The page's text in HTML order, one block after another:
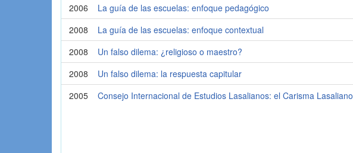
2006 La guía de las escuelas: enfoque pedagógico
2008
La guía de las escuelas: enfoque contextual
2008
Un falso dilema: ¿religioso o maestro?
2008
Un falso dilema: la respuesta capitular
2005
Consejo Internacional de Estudios Lasalianos: el Carisma Lasaliano